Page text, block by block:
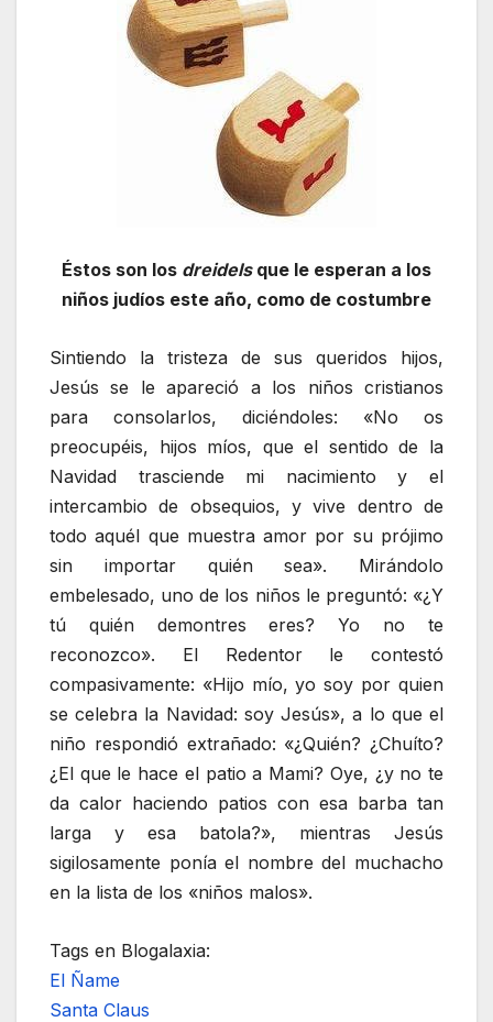
Éstos son los dreidelsque le esperan a los
niños judíos este año, como de costumbre
Sintiendo la tristeza de sus queridos hijos,
Jesús se le apareció a los niños cristianos
para consolarlos, diciéndoles: «No os
preocupéis, hijos míos, que el sentido de la
Navidad trasciende mi nacimiento y el
intercambio de obsequios, y vive dentro de
todo aquél que muestra amor por su prójimo
sin importar quién sea». Mirándolo
embelesado, uno de los niños le preguntó: «¿Y
tú quién demontres eres? Yo no te
reconozco». El Redentor le contestó
compasivamente: «Hijo mío, yo soy por quien
se celebra la Navidad: soy Jesús», a lo que el
niño respondió extrañado: «¿Quién? ¿Chuíto?
¿El que le hace el patio a Mami? Oye, ¿y no te
da calor haciendo patios con esa barba tan
larga y esa batola?», mientras Jesús
sigilosamente ponía el nombre del muchacho
en la lista de los «niños malos».
Tags en Blogalaxia:
El Ñame
Santa Claus